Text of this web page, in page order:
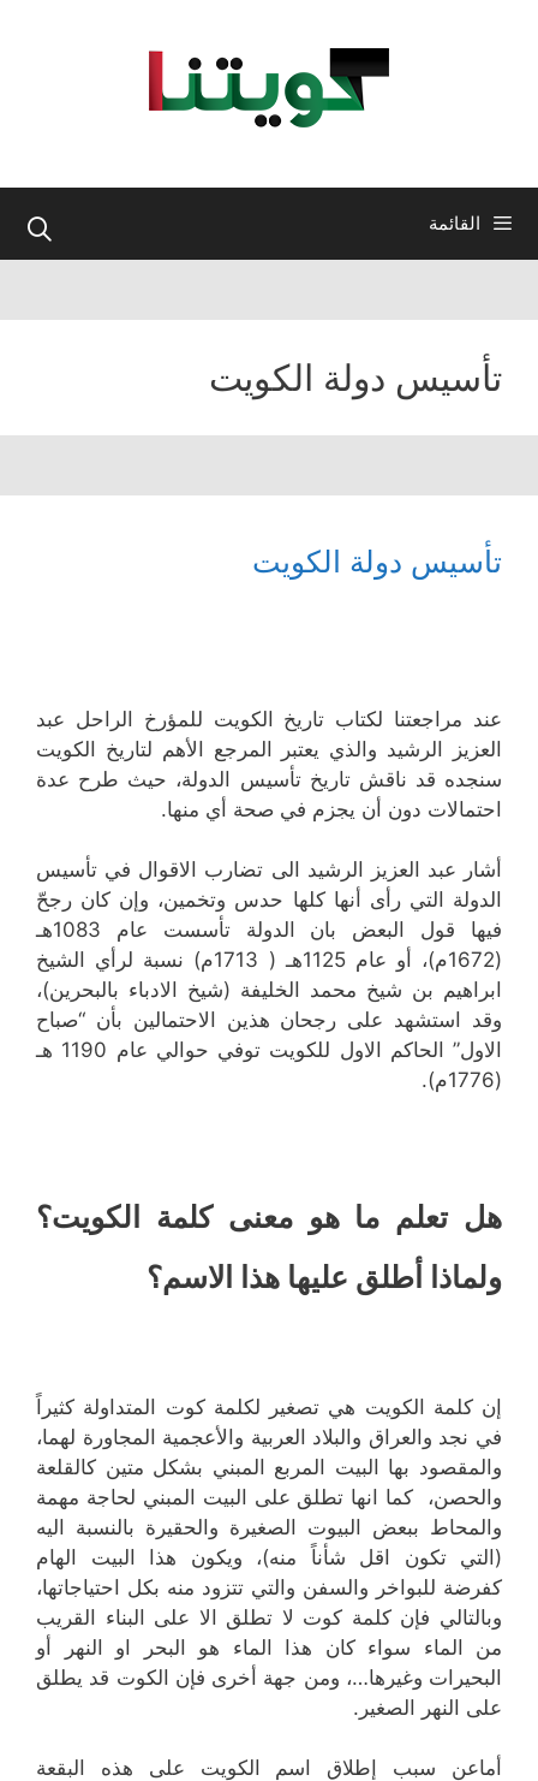
القائمة
تأسيس دولة الكويت
تأسيس دولة الكويت
عند مراجعتنا لكتاب تاريخ الكويت للمؤرخ الراحل عبد
العزيز الرشيد والذي يعتبر المرجع الأهم لتاريخ الكويت
سنجده قد ناقش تاريخ تأسيس الدولة، حيث طرح عدة
احتمالات دون أن يجزم في صحة أي منها.
أشار عبد العزيز الرشيد الى تضارب الاقوال في تأسيس
الدولة التي رأى أنها كلها حدس وتخمين، وإن كان رجحّ
فيها قول البعض بان الدولة تأسست عام 1083هـ
(1672م)، أو عام 1125هـ ( 1713م) نسبة لرأي الشيخ
ابراهيم بن شيخ محمد الخليفة (شيخ الادباء بالبحرين)،
وقد استشهد على رجحان هذين الاحتمالين بأن “صباح
الاول” الحاكم الاول للكويت توفي حوالي عام 1190 هـ
(1776م).
هل تعلم ما هو معنى كلمة الكويت؟
ولماذا أطلق عليها هذا الاسم؟
إن كلمة الكويت هي تصغير لكلمة كوت المتداولة كثيراً
في نجد والعراق والبلاد العربية والأعجمية المجاورة لهما،
والمقصود بها البيت المربع المبني بشكل متين كالقلعة
والحصن، كما انها تطلق على البيت المبني لحاجة مهمة
والمحاط ببعض البيوت الصغيرة والحقيرة بالنسبة اليه
(التي تكون اقل شأناً منه)، ويكون هذا البيت الهام
كفرضة للبواخر والسفن والتي تتزود منه بكل احتياجاتها،
وبالتالي فإن كلمة كوت لا تطلق الا على البناء القريب
من الماء سواء كان هذا الماء هو البحر او النهر أو
البحيرات وغيرها…، ومن جهة أخرى فإن الكوت قد يطلق
على النهر الصغير.
أماعن سبب إطلاق اسم الكويت على هذه البقعة